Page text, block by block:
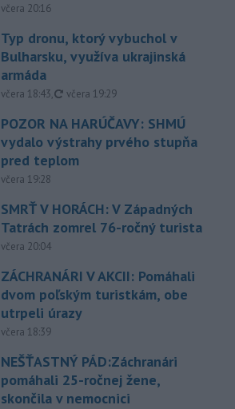
včera 20:16
Typ dronu, ktorý vybuchol v
Bulharsku, využíva ukrajinská
armáda
včera 18:43, aktualizované
včera 19:29
POZOR NA HARÚČAVY: SHMÚ
vydalo výstrahy prvého stupňa
pred teplom
včera 19:28
SMRŤ V HORÁCH: V Západných
Tatrách zomrel 76-ročný turista
včera 20:04
ZÁCHRANÁRI V AKCII: Pomáhali
dvom poľským turistkám, obe
utrpeli úrazy
včera 18:39
NEŠŤASTNÝ PÁD:Záchranári
pomáhali 25-ročnej žene,
skončila v nemocnici